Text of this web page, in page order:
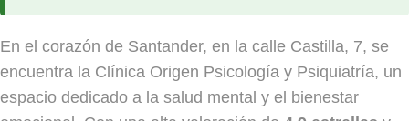
En el corazón de Santander, en la calle Castilla, 7, se
encuentra la Clínica Origen Psicología y Psiquiatría, un
espacio dedicado a la salud mental y el bienestar